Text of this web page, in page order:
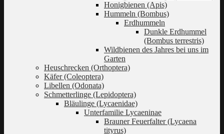
Honigbienen (Apis)
Hummeln (Bombus)
Erdhummeln
Dunkle Erdhummel
(Bombus terrestris)
Wildbienen des Jahres bei uns im
Garten
Heuschrecken (Orthoptera)
Käfer (Coleoptera)
Libellen (Odonata)
Schmetterlinge (Lepidoptera)
Bläulinge (Lycaenidae)
Unterfamilie Lycaeninae
Brauner Feuerfalter (Lycaena
tityrus)